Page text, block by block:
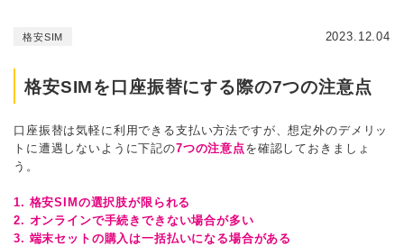
格安SIM 2023.12.04
格安SIMを口座振替にする際の7つの注意点
口座振替は気軽に利用できる支払い方法ですが、想定外のデメリッ
トに遭遇しないように下記の7つの注意点を確認しておきましょ
う。
1. 格安SIMの選択肢が限られる
2. オンラインで手続きできない場合が多い
3. 端末セットの購入は一括払いになる場合がある